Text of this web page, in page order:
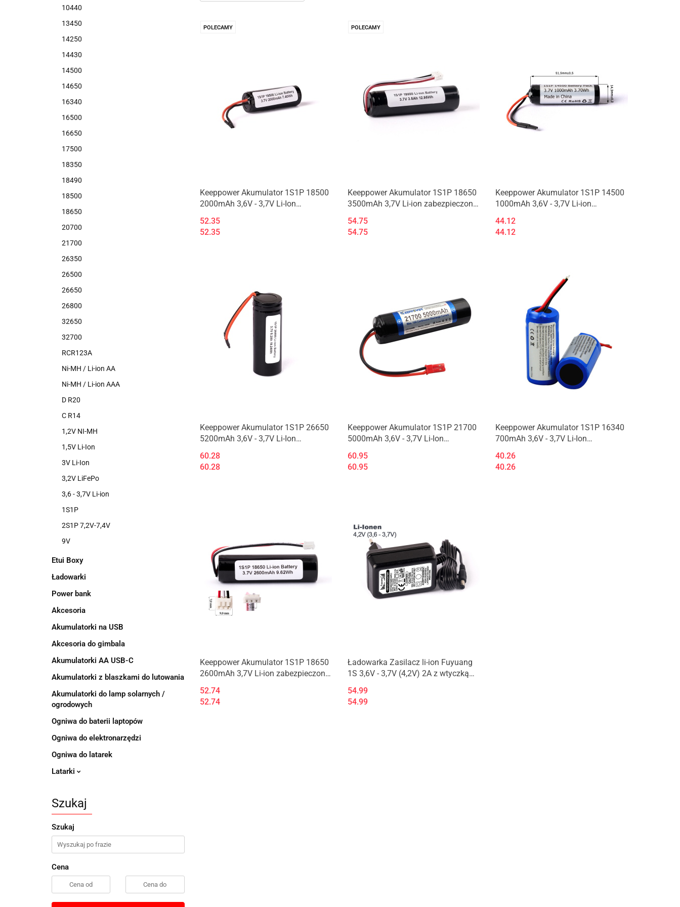
10440
13450
14250
14430
14500
14650
16340
16500
16650
17500
18350
18490
18500
18650
20700
21700
26350
26500
26650
26800
32650
32700
RCR123A
Ni-MH / Li-ion AA
Ni-MH / Li-ion AAA
D R20
C R14
1,2V NI-MH
1,5V Li-Ion
3V Li-Ion
3,2V LiFePo
3,6 - 3,7V Li-ion
1S1P
2S1P 7,2V-7,4V
9V
Etui Boxy
Ładowarki
Power bank
Akcesoria
Akumulatorki na USB
Akcesoria do gimbala
Akumulatorki AA USB-C
Akumulatorki z blaszkami do lutowania
Akumulatorki do lamp solarnych /
ogrodowych
Ogniwa do baterii laptopów
Ogniwa do elektronarzędzi
Ogniwa do latarek
Latarki
Szukaj
Szukaj
Cena
POLECAMY
Keeppower Akumulator 1S1P 18500
2000mAh 3,6V - 3,7V Li-Ion
52.35
52.35
POLECAMY
Keeppower Akumulator 1S1P 18650
3500mAh 3,7V Li-ion zabezpieczony
54.75
54.75
Keeppower Akumulator 1S1P 14500
1000mAh 3,6V - 3,7V Li-ion
44.12
44.12
Keeppower Akumulator 1S1P 26650
5200mAh 3,6V - 3,7V Li-Ion
60.28
60.28
Keeppower Akumulator 1S1P 21700
5000mAh 3,6V - 3,7V Li-Ion
60.95
60.95
Keeppower Akumulator 1S1P 16340
700mAh 3,6V - 3,7V Li-Ion
40.26
40.26
Keeppower Akumulator 1S1P 18650
2600mAh 3,7V Li-ion zabezpieczony
52.74
52.74
Ładowarka Zasilacz li-ion Fuyuang
1S 3,6V - 3,7V (4,2V) 2A z wtyczką
54.99
54.99